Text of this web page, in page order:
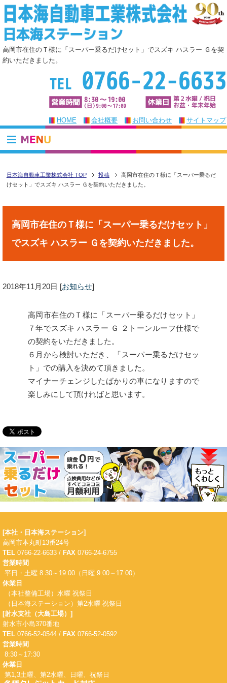
高岡市在住のＴ様に「スーパー乗るだけセット」でスズキ ハスラー Ｇを契
約いただきました。
HOME 会社概要 お問い合わせ サイトマップ
日本海自動車工業株式会社 TOP 投稿
高岡市在住のＴ様に「スーパー乗るだ
けセット」でスズキ ハスラー Ｇを契約いただきました。
高岡市在住のＴ様に「スーパー乗るだけセット」
でスズキ ハスラー Ｇを契約いただきました。
2018年11月20日 [お知らせ]
高岡市在住のＴ様に「スーパー乗るだけセット」
７年でスズキ ハスラー Ｇ ２トーンルーフ仕様で
の契約をいただきました。
６月から検討いただき、「スーパー乗るだけセッ
ト」での購入を決めて頂きました。
マイナーチェンジしたばかりの車になりますので
楽しみにして頂ければと思います。
[本社・日本海ステーション]
高岡市本丸町13番24号
TEL 0766-22-6633 / FAX 0766-24-6755
営業時間
平日・土曜 8:30～19:00（日曜 9:00～17:00）
休業日
（本社整備工場）水曜 祝祭日
（日本海ステーション）第2水曜 祝祭日
[射水支社（大島工場）]
射水市小島370番地
TEL 0766-52-0544 / FAX 0766-52-0592
営業時間
8:30～17:30
休業日
第1,3土曜、第2水曜、日曜、祝祭日